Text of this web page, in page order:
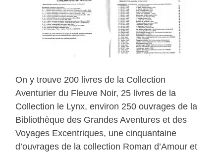
On y trouve 200 livres de la Collection
Aventurier du Fleuve Noir, 25 livres de la
Collection le Lynx, environ 250 ouvrages de la
Bibliothèque des Grandes Aventures et des
Voyages Excentriques, une cinquantaine
d’ouvrages de la collection Roman d’Amour et